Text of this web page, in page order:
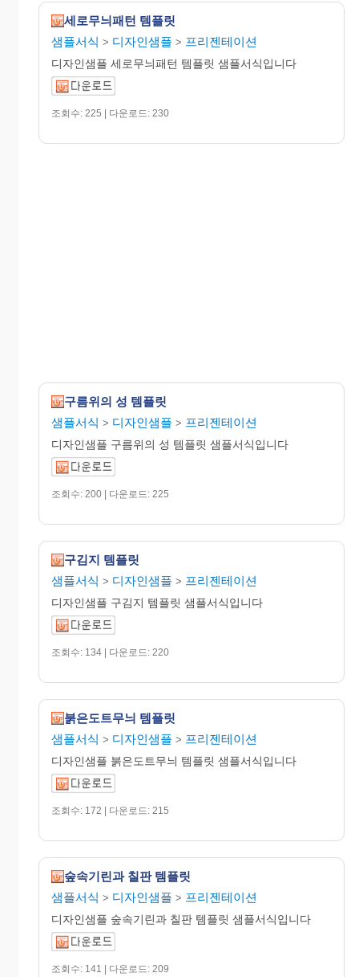
세로무늬패턴 템플릿
샘플서식 > 디자인샘플 > 프리젠테이션
디자인샘플 세로무늬패턴 템플릿 샘플서식입니다
조회수: 225 | 다운로드: 230
구름위의 성 템플릿
샘플서식 > 디자인샘플 > 프리젠테이션
디자인샘플 구름위의 성 템플릿 샘플서식입니다
조회수: 200 | 다운로드: 225
구김지 템플릿
샘플서식 > 디자인샘플 > 프리젠테이션
디자인샘플 구김지 템플릿 샘플서식입니다
조회수: 134 | 다운로드: 220
붉은도트무늬 템플릿
샘플서식 > 디자인샘플 > 프리젠테이션
디자인샘플 붉은도트무늬 템플릿 샘플서식입니다
조회수: 172 | 다운로드: 215
숲속기린과 칠판 템플릿
샘플서식 > 디자인샘플 > 프리젠테이션
디자인샘플 숲속기린과 칠판 템플릿 샘플서식입니다
조회수: 141 | 다운로드: 209